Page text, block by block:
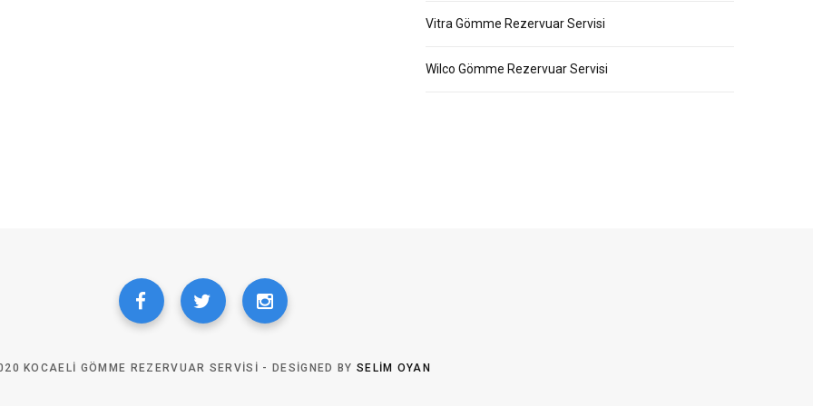
Vitra Gömme Rezervuar Servisi
Wilco Gömme Rezervuar Servisi
KOCAELI GÖMME REZERVUAR SERVISI - DESIGNED BY SELIM OYAN